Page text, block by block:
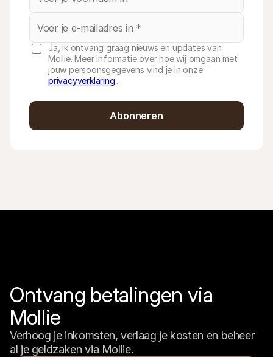
Ja, ik ontvang graag nieuws en updates van
Mollie. Meer informatie over hoe wij omgaan met
jouw persoonsgegevens vind je in onze
privacyverklaring..
Abonneren
Ontvang betalingen via
Mollie
Verhoog je inkomsten, verlaag je kosten en beheer
al je geldzaken via Mollie.